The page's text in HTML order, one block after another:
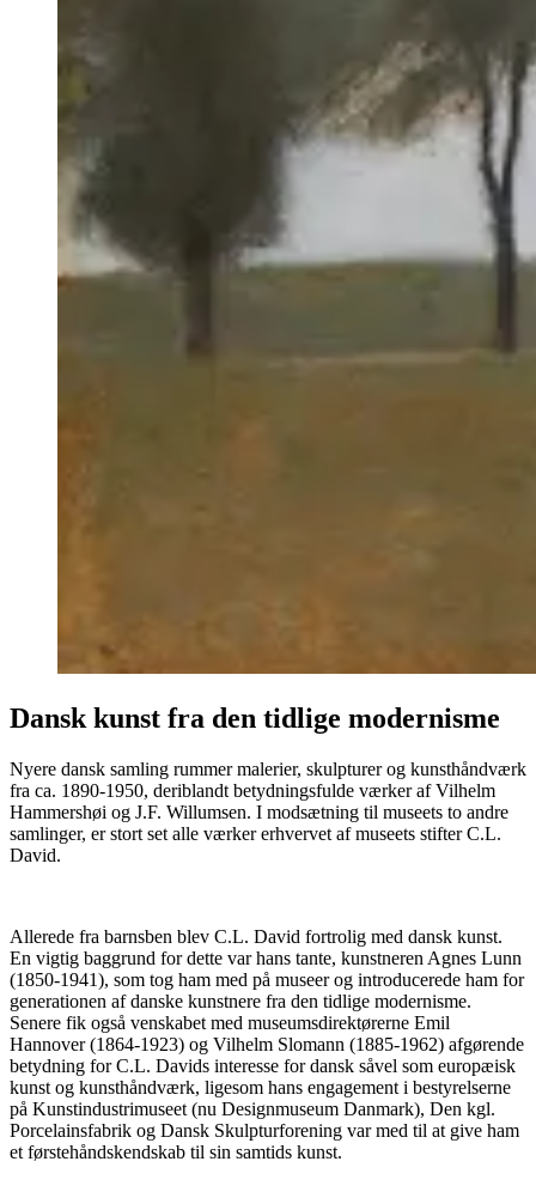
Dansk kunst fra den tidlige modernisme
Nyere dansk samling rummer malerier, skulpturer og kunsthåndværk
fra ca. 1890-1950, deriblandt betydningsfulde værker af Vilhelm
Hammershøi og J.F. Willumsen. I modsætning til museets to andre
samlinger, er stort set alle værker erhvervet af museets stifter C.L.
David.
Allerede fra barnsben blev C.L. David fortrolig med dansk kunst.
En vigtig baggrund for dette var hans tante, kunstneren Agnes Lunn
(1850-1941), som tog ham med på museer og introducerede ham for
generationen af danske kunstnere fra den tidlige modernisme.
Senere fik også venskabet med museumsdirektørerne Emil
Hannover (1864-1923) og Vilhelm Slomann (1885-1962) afgørende
betydning for C.L. Davids interesse for dansk såvel som europæisk
kunst og kunsthåndværk, ligesom hans engagement i bestyrelserne
på Kunstindustrimuseet (nu Designmuseum Danmark), Den kgl.
Porcelainsfabrik og Dansk Skulpturforening var med til at give ham
et førstehåndskendskab til sin samtids kunst.